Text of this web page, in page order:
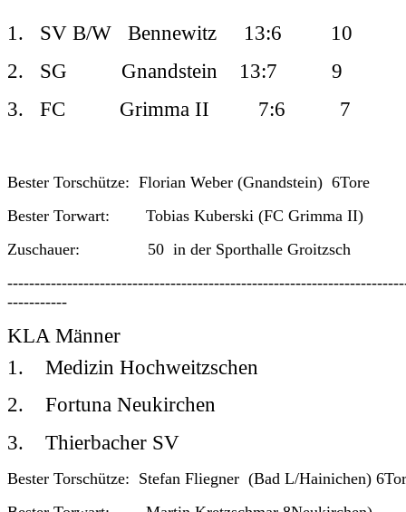
1. SV B/W Bennewitz 13:6 10
2. SG Gnandstein 13:7 9
3. FC Grimma II 7:6 7
Bester Torschütze: Florian Weber (Gnandstein) 6Tore
Bester Torwart: Tobias Kuberski (FC Grimma II)
Zuschauer: 50 in der Sporthalle Groitzsch
-----------
KLA Männer
1. Medizin Hochweitzschen
2. Fortuna Neukirchen
3. Thierbacher SV
Bester Torschütze: Stefan Fliegner (Bad L/Hainichen)